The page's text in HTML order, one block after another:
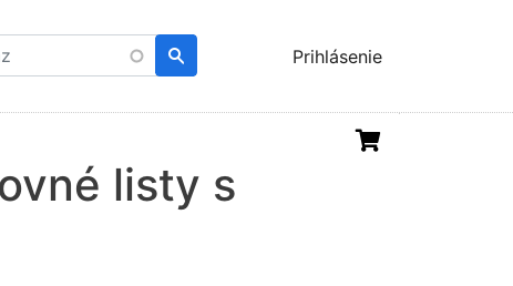
Menu
Prihlásenie
listy s